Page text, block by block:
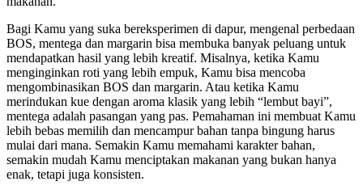
Bagi Kamu yang suka bereksperimen di dapur, mengenal perbedaan
BOS, mentega dan margarin bisa membuka banyak peluang untuk
mendapatkan hasil yang lebih kreatif. Misalnya, ketika Kamu
menginginkan roti yang lebih empuk, Kamu bisa mencoba
mengombinasikan BOS dan margarin. Atau ketika Kamu
merindukan kue dengan aroma klasik yang lebih “lembut bayi”,
mentega adalah pasangan yang pas. Pemahaman ini membuat Kamu
lebih bebas memilih dan mencampur bahan tanpa bingung harus
mulai dari mana. Semakin Kamu memahami karakter bahan,
semakin mudah Kamu menciptakan makanan yang bukan hanya
enak, tetapi juga konsisten.